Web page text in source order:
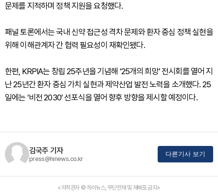
문제를 지적하며 정책 지원을 요청했다.
패널 토론에서는 국내 신약 접근성 격차 문제와 환자 중심 정책 실현을
위해 이해관계자 간 협력 필요성이 재확인됐다.
한편, KRPIA는 창립 25주년을 기념해 ‘25개의 희망’ 전시회를 열어 지
난 25년간 환자 중심 가치 실현과 제약산업 발전 노력을 소개했다. 25
일에는 ‘비전 2030’ 선포식을 열어 향후 방향을 제시할 예정이다.
김국주 기자
press@hinews.co.kr
다른기사 보기
<저작권자 © 하이뉴스, 무단전재 및 재배포 금지>